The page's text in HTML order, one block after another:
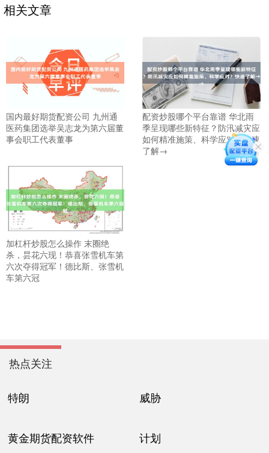
相关文章
国内最好期货配资公司 九州通
医药集团选举吴志龙为第六届董
事会职工代表董事
配资炒股哪个平台靠谱 华北雨
季呈现哪些新特征？防汛减灾应
如何精准施策、科学应对？快速
了解→
加杠杆炒股怎么操作 末圈绝
杀，昙花六现！恭喜张雪机车第
六次夺得冠军！德比斯、张雪机
车第六冠
热点关注
特朗 威胁
黄金期货配资软件 计划